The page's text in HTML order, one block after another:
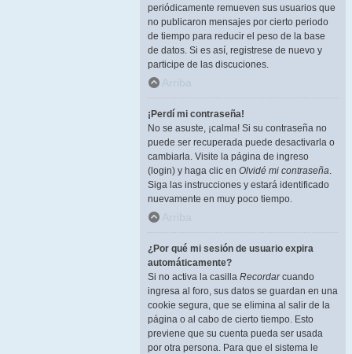
periódicamente remueven sus usuarios que
no publicaron mensajes por cierto periodo
de tiempo para reducir el peso de la base
de datos. Si es así, registrese de nuevo y
participe de las discuciones.
Arriba
¡Perdí mi contraseña!
No se asuste, ¡calma! Si su contraseña no
puede ser recuperada puede desactivarla o
cambiarla. Visite la página de ingreso
(login) y haga clic en Olvidé mi contraseña.
Siga las instrucciones y estará identificado
nuevamente en muy poco tiempo.
Arriba
¿Por qué mi sesión de usuario expira
automáticamente?
Si no activa la casilla Recordarcuando
ingresa al foro, sus datos se guardan en una
cookie segura, que se elimina al salir de la
página o al cabo de cierto tiempo. Esto
previene que su cuenta pueda ser usada
por otra persona. Para que el sistema le